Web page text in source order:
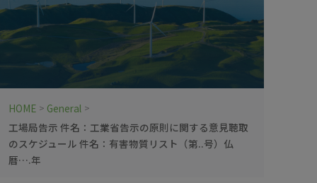
HOME > General >
工場局告示 件名：工業省告示の原則に関する意見聴取
のスケジュール 件名：有害物質リスト（第..号）仏
暦….年